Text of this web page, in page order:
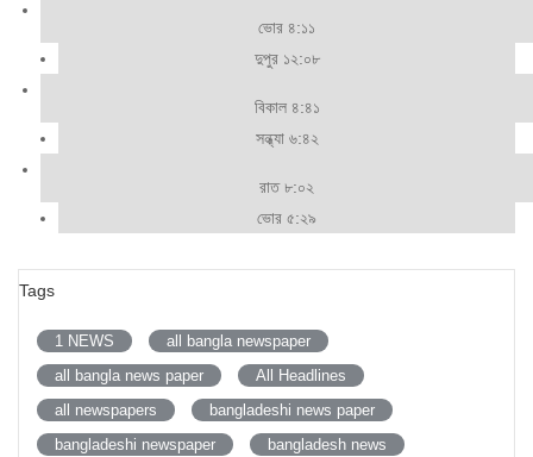
ভোর ৪:১১
দুপুর ১২:০৮
বিকাল ৪:৪১
সন্ধ্যা ৬:৪২
রাত ৮:০২
ভোর ৫:২৯
Tags
1 NEWS
all bangla newspaper
all bangla news paper
All Headlines
all newspapers
bangladeshi news paper
bangladeshi newspaper
bangladesh news